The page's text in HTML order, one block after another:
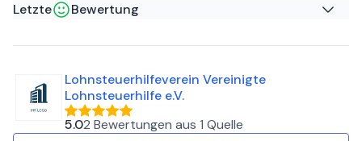
Letzte Bewertung
MAREK C auf
Pomocna i uczciwa pomoc w rozliczeniu podatku blisko
granicy.
Lohnsteuerhilfeverein Vereinigte
Lohnsteuerhilfe e.V.
5.02 Bewertungen aus 1 Quelle